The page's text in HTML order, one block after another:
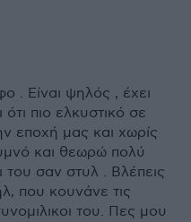
. Είναι ψηλός , έχει
πιο ελκυστικό σε
εποχή μας και χωρίς
και θεωρώ πολύ
του σαν στυλ . Βλέπεις
που κουνάνε τις
του. Πες μου